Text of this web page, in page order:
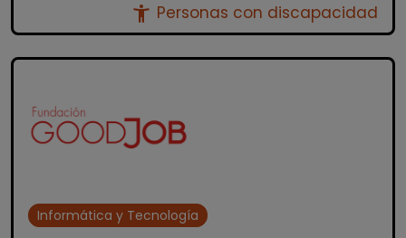
accessibility_new Personas con discapacidad
Informática y Tecnología